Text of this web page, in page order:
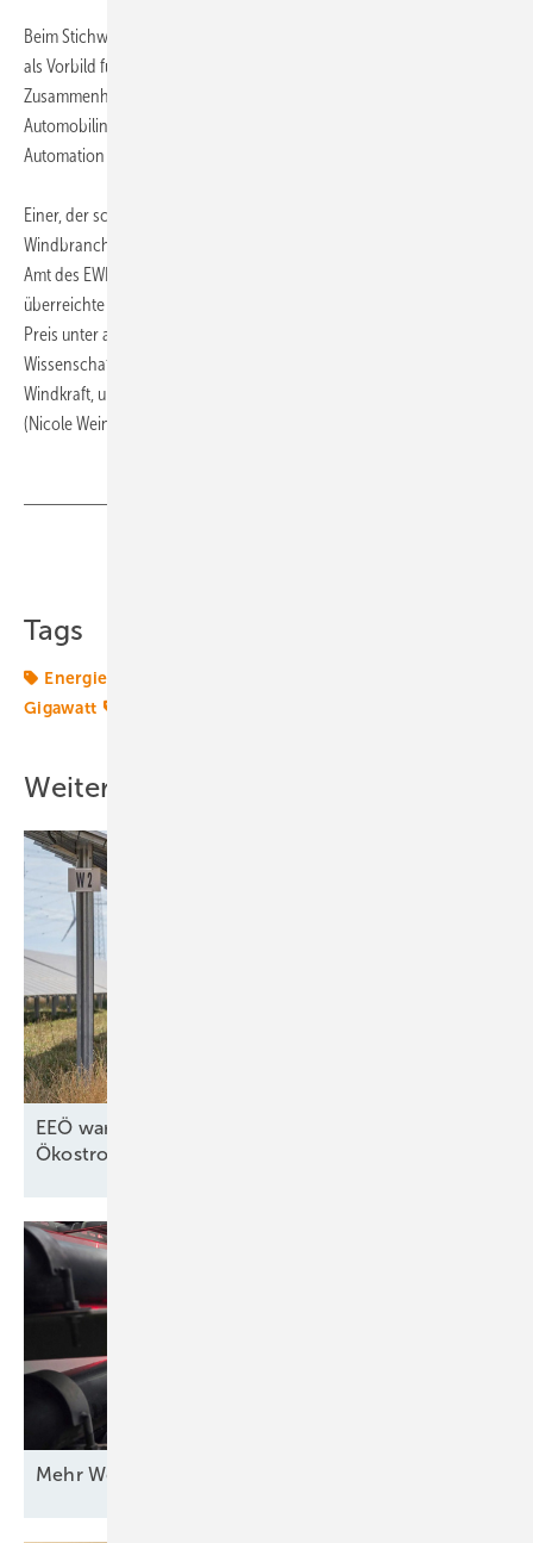
Beim Stichwort Synergien kam das Thema auf die Automobilindustrie
als Vorbild für die Windkraft. Stephan Ritter von GE stellte in diesem
Zusammenhang heraus, dass seit sieben oder acht Jahren bereits die
Automobilindustrie als Vorbild für die Windbranche beim Thema
Automation fungiert.
Einer, der schon zahlreiche Krisen und Höhenflüge in der
Windbranche mitgemacht hat, ist Arthouros Zervos, der seit 2001 das
Amt des EWEA-Präsidenten ausfüllt. Vizepräsident Klaus Rave
überreichte ihm im Rahmen der EWEA-Konferenz den Poul La Cour
Preis unter anderem für sein Engagement als Dozent und
Wissenschaftler in der Windkraft. Zervos unterrichtet bereits seit 1982
Windkraft, unter anderem an der Technischen Universität in Athen.
(Nicole Weinhold)
Tags
Energiemarkt
Gigawatt
Weitere Inhalte
EEÖ warnt vor teuren Strompreisen ohne
Ökostromausbau in
Mehr Wert für